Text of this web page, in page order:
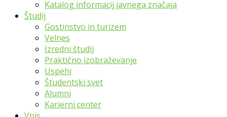
Katalog informacij javnega značaja
Študij
Gostinstvo in turizem
Velnes
Izredni študij
Praktično izobraževanje
Uspehi
Študentski svet
Alumni
Karierni center